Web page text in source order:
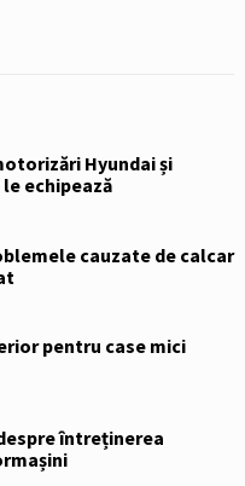
Hyundai și
echipează
cauzate de calcar
pentru case mici
întreținerea